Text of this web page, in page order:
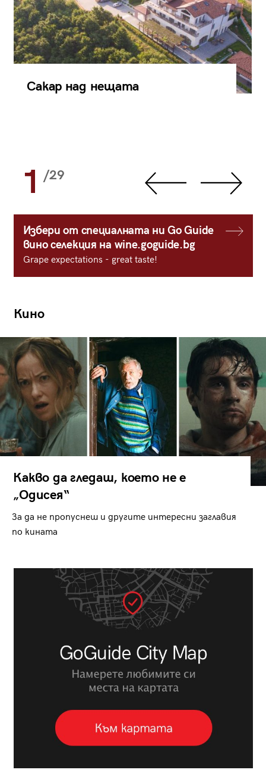
Сакар над нещата
1 /29
Избери от специалната ни Go Guide
вино селекция на wine.goguide.bg
Grape expectations - great taste!
Кино
Какво да гледаш, което не е
„Одисея“
За да не пропуснеш и другите интересни заглавия
по кината